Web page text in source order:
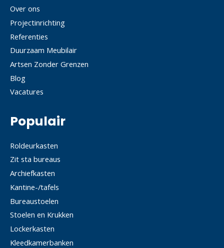
Over ons
Projectinrichting
Referenties
Duurzaam Meubilair
Artsen Zonder Grenzen
Blog
Vacatures
Populair
Roldeurkasten
Zit sta bureaus
Archiefkasten
Kantine-/tafels
Bureaustoelen
Stoelen en Krukken
Lockerkasten
Kleedkamerbanken